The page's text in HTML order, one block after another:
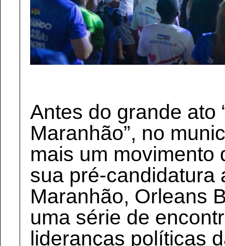
Antes do grande ato
Maranhão”, no
mais um movimento
sua pré-candidatura
Maranhão, Orleans
uma série de
lideranças políticas